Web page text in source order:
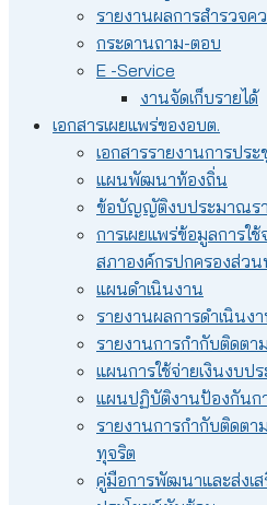
รายงานผลการสำรวจค
กระดานถาม-ตอบ
E -Service
งานจัดเก็บรายได้
เอกสารเผยแพร่ของอบต.
เอกสารรายงานการประ
แผนพัฒนาท้องถิ่น
ข้อบัญญัติงบประมาณร
การเผยแพร่ข้อมูลการใ
สภาองค์กรปกครองส่ว
แผนดำเนินงาน
รายงานผลการดำเนินง
รายงานการกำกับติดตา
แผนการใช้จ่ายเงินงบป
แผนปฏิบัติงานป้องกันก
รายงานการกำกับติดตา
ทุจริต
คู่มือการพัฒนาและส่งเ